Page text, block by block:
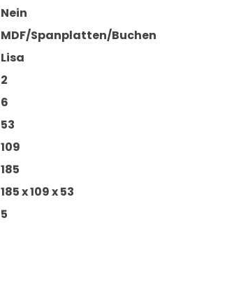
Nein
MDF/Spanplatten/Buchen
Lisa
2
6
53
109
185
185 x 109 x 53
5